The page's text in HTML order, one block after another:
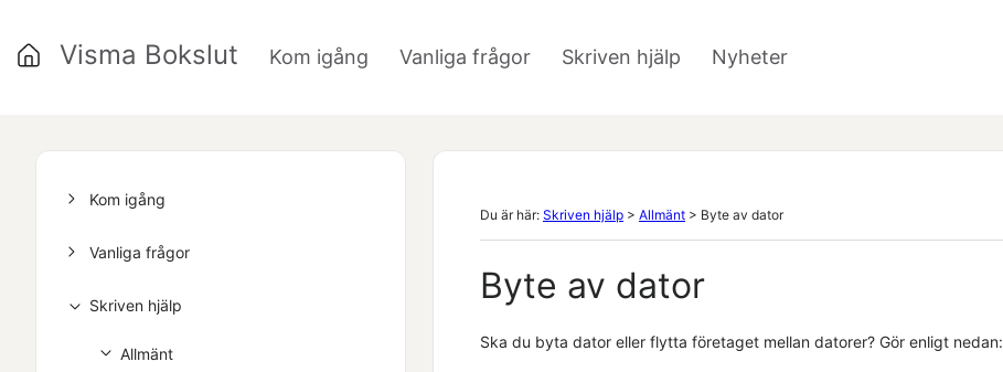
Kom igång Vanliga frågor Skriven hjälp Nyheter
Visma Bokslut
Kom igång
Vanliga frågor
Skriven hjälp
Allmänt
Du är här: Skriven hjälp > Allmänt > Byte av dator
Byte av dator
Ska du byta dator eller flytta företaget mellan datorer? Gör enligt nedan: